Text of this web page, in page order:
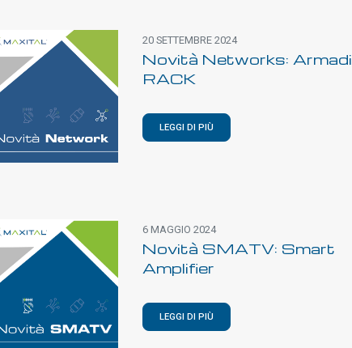
20 SETTEMBRE 2024
Novità Networks: Armadi
RACK
LEGGI DI PIÙ
6 MAGGIO 2024
Novità SMATV: Smart
Amplifier
LEGGI DI PIÙ